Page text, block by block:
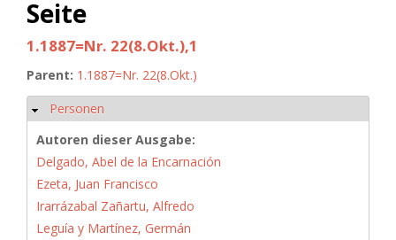
Seite
1.1887=Nr. 22(8.Okt.),1
Parent: 1.1887=Nr. 22(8.Okt.)
Hide
Personen
Autoren dieser Ausgabe:
Delgado, Abel de la Encarnación
Ezeta, Juan Francisco
Irarrázabal Zañartu, Alfredo
Leguía y Martínez, Germán